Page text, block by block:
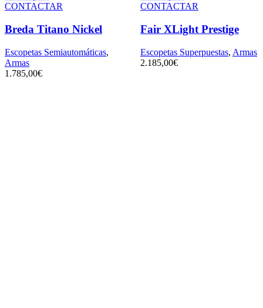
CONTACTAR
Breda Titano Nickel
Escopetas Semiautomáticas,
Armas
1.785,00€
CONTACTAR
Fair XLight Prestige
Escopetas Superpuestas, Armas
2.185,00€